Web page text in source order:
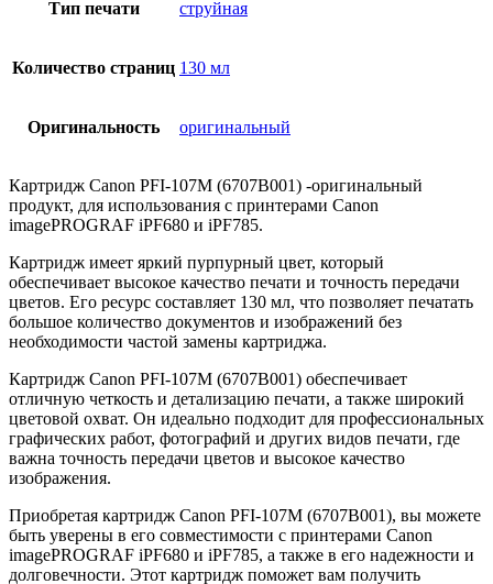
Тип печати струйная
Количество страниц 130 мл
Оригинальность оригинальный
Картридж Canon PFI-107M (6707B001) -оригинальный
продукт, для использования с принтерами Canon
imagePROGRAF iPF680 и iPF785.
Картридж имеет яркий пурпурный цвет, который
обеспечивает высокое качество печати и точность передачи
цветов. Его ресурс составляет 130 мл, что позволяет печатать
большое количество документов и изображений без
необходимости частой замены картриджа.
Картридж Canon PFI-107M (6707B001) обеспечивает
отличную четкость и детализацию печати, а также широкий
цветовой охват. Он идеально подходит для профессиональных
графических работ, фотографий и других видов печати, где
важна точность передачи цветов и высокое качество
изображения.
Приобретая картридж Canon PFI-107M (6707B001), вы можете
быть уверены в его совместимости с принтерами Canon
imagePROGRAF iPF680 и iPF785, а также в его надежности и
долговечности. Этот картридж поможет вам получить